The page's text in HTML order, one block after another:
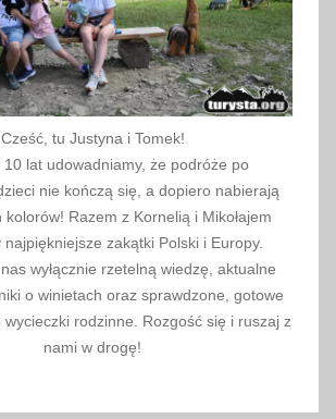
Cześć, tu Justyna i Tomek!
10 lat udowadniamy, że podróże po
nie kończą się, a dopiero nabierają
kolorów! Razem z Kornelią i Mikołajem
zakątki Polski i Europy.
wyłącznie rzetelną wiedzę, aktualne
o winietach oraz sprawdzone, gotowe
rodzinne. Rozgość się i ruszaj z
nami w drogę!